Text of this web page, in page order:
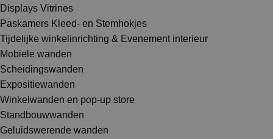
Displays Vitrines
Paskamers Kleed- en Stemhokjes
Tijdelijke winkelinrichting & Evenement interieur
Mobiele wanden
Scheidingswanden
Expositiewanden
Winkelwanden en pop-up store
Standbouwwanden
Geluidswerende wanden